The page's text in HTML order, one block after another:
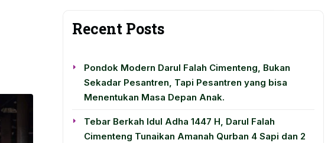
Recent Posts
Pondok Modern Darul Falah Cimenteng, Bukan
Sekadar Pesantren, Tapi Pesantren yang bisa
Menentukan Masa Depan Anak.
Tebar Berkah Idul Adha 1447 H, Darul Falah
Cimenteng Tunaikan Amanah Qurban 4 Sapi dan 2